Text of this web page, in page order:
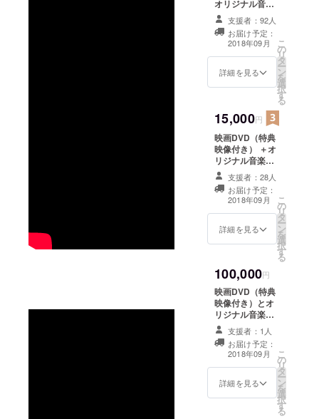
オリジナル音楽
CD！ ＋エン
ドロールにお名
前記載！（メー
ルにてお名前を
お教えくださ
い） ＋上映会特
クターから御礼
のメール
支援者：92人
お届け予定：
2018年09月
詳細を見る
こ
の
リ
タ
ー
ン
を
選
択
す
る
15,000円
映画DVD（特典
映像付き） ＋オ
リジナル音楽
CD！ ＋エン
ドロールにお名
前記載！（メー
ルでお名前お教
えください） ＋
上映会特別席と
たら…） ＋
ディレクターか
ら「直筆」の御
礼状！
支援者：28人
お届け予定：
2018年09月
詳細を見る
こ
の
リ
タ
ー
ン
を
選
択
す
る
100,000円
映画DVD（特典
映像付き）とオ
リジナル音楽
CD「 ２０セッ
ト 」リター
ン！！ ＋エンド
ロールは単独、
前後スペースを
とります。 ＋上
支援者：1人
お届け予定：
2018年09月
詳細を見る
こ
の
リ
タ
ー
ン
を
選
択
す
る